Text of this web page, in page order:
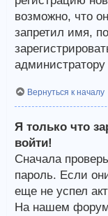
возможно, что
запретил имя,
Вернуться к началу
Я только что
войти!
Сначала
пароль. Если
еще не успел
На нашем